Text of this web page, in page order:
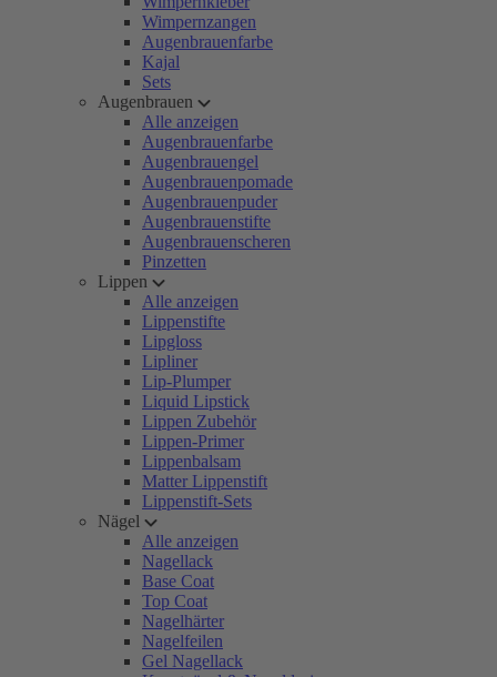
Wimpernzangen
Augenbrauenfarbe
Kajal
Sets
Augenbrauen
Alle anzeigen
Augenbrauenfarbe
Augenbrauengel
Augenbrauenpomade
Augenbrauenpuder
Augenbrauenstifte
Augenbrauenscheren
Pinzetten
Lippen
Alle anzeigen
Lippenstifte
Lipgloss
Lipliner
Lip-Plumper
Liquid Lipstick
Lippen Zubehör
Lippen-Primer
Lippenbalsam
Matter Lippenstift
Lippenstift-Sets
Nägel
Alle anzeigen
Nagellack
Base Coat
Top Coat
Nagelhärter
Nagelfeilen
Gel Nagellack